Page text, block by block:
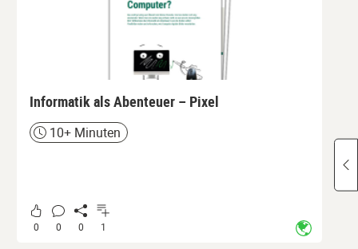
Informatik als Abenteuer – Pixel
Zeit10+ Minuten
0 0 0 1